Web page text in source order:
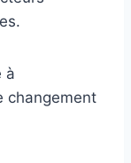
à
changement